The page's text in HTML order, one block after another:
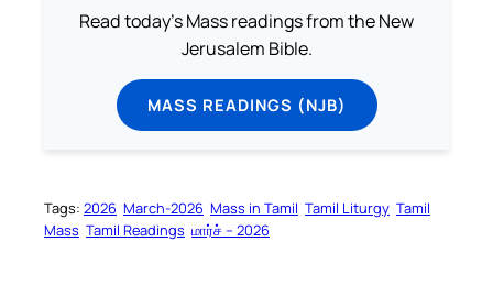
Read today's Mass readings from the New
Jerusalem Bible.
MASS READINGS (NJB)
Tags: 2026 March-2026 Mass in Tamil Tamil Liturgy Tamil
Mass Tamil Readings மார்ச் – 2026